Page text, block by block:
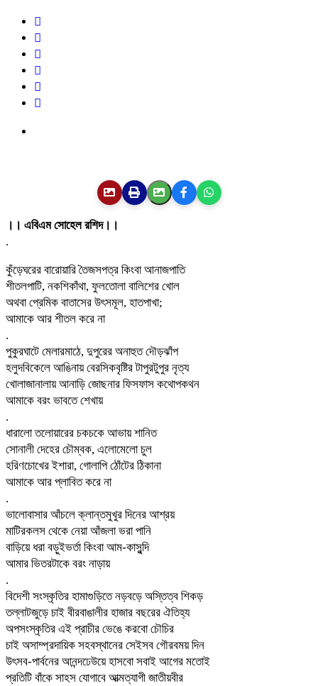
।। এবিএম সোহেল রশিদ।।
.
কুঁড়েঘরের বারোয়ারি তৈজসপত্র কিংবা আনাজপাতি
শীতলপাটি, নকশিকাঁথা, ফুলতোলা বালিশের খোল
অথবা প্রেমিক বাতাসের উৎসমূল, হাতপাখা;
আমাকে আর শীতল করে না
.
পুকুরঘাটে মেলারমাঠে, দুপুরের অনাহুত দৌড়ঝাঁপ
হলুদবিকেলে আঙিনায় বেরসিকবৃষ্টির টাপুরটুপুর নৃত্য
খোলাজানালায় আনাড়ি জোছনার ফিসফাস কথোপকথন
আমাকে বরং ভাবতে শেখায়
.
ধারালো তলোয়ারের চকচকে আভায় শানিত
সোনালী দেহের চৌম্বক, এলোমেলো চুল
হরিণচোখের ইশারা, গোলাপি ঠোঁটের ঠিকানা
আমাকে আর প্লাবিত করে না
.
ভালোবাসার আঁচলে ক্লান্তমুখুর দিনের আশ্রয়
মাটিরকলস থেকে নেয়া আঁজলা ভরা পানি
বাড়িয়ে ধরা বড়ুইভর্তা কিংবা আম-কাসুন্দি
আমার ভিতরটাকে বরং নাড়ায়
.
বিদেশী সংস্কৃতির হামাগুড়িতে নড়বড়ে অস্তিত্ব শিকড়
তল্লাটজুড়ে চাই বীরবাঙালীর হাজার বছরের ঐতিহ্য
অপসংস্কৃতির এই প্রাচীর ভেঙে করবো চৌচির
চাই অসাম্প্রদায়িক সহবস্থানের সেইসব গৌরবময় দিন
উৎসব-পার্বনের আনন্দঢেউয়ে হাসবো সবাই আগের মতোই
প্রতিটি বাঁকে সাহস যোগাবে আত্মত্যাগী জাতীয়বীর